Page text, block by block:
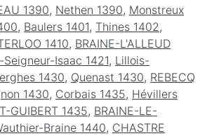
1390, Nethen 1390, Monstreux
, Baulers 1401, Thines 1402 ,
1410, BRAINE-L'ALLEUD
Isaac 1421, Lillois-
1430, Quenast 1430, REBECQ
1430, Corbais 1435, Hévillers
GUIBERT 1435, BRAINE-LE-
Braine 1440, CHASTRE